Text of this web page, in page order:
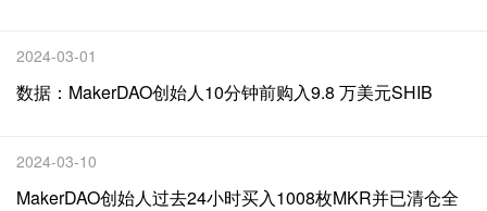
2024-03-01
数据：MakerDAO创始人10分钟前购入9.8 万美元SHIB
2024-03-10
MakerDAO创始人过去24小时买入1008枚MKR并已清仓全